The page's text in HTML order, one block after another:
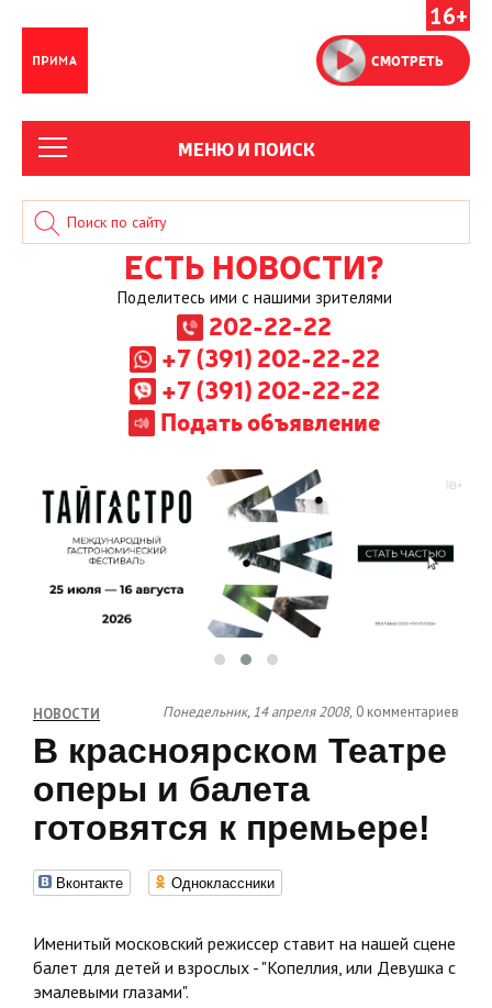
16+
СМОТРЕТЬ
МЕНЮ И ПОИСК
ЕСТЬ НОВОСТИ?
Поделитесь ими с нашими зрителями
202-22-22
+7 (391) 202-22-22
+7 (391) 202-22-22
Подать объявление
НОВОСТИ Понедельник, 14 апреля 2008, 0 комментариев
В красноярском Театре
оперы и балета
готовятся к премьере!
Вконтакте Одноклассники
Именитый московский режиссер ставит на нашей сцене
балет для детей и взрослых - "Копеллия, или Девушка с
эмалевыми глазами".